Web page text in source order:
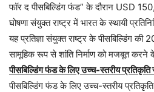
फॉर द पीसबिल्डिंग फंड” के दौरान USD
घोषणा संयुक्त राष्ट्र में भारत के स्थायी
यह प्रतिज्ञा संयुक्त राष्ट्र के पीसबिल्डिंग की
सामूहिक रूप से शांति निर्माण को मजबूत करने
पीसबिल्डिंग फंड के लिए उच्च-स्तरीय
पीसबिल्डिंग फंड के लिए उच्च-स्तरीय